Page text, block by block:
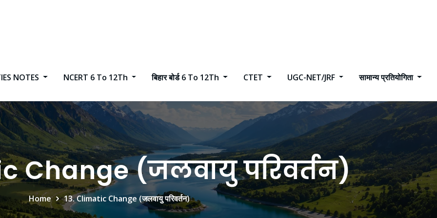
NOTES NCERT 6 To 12Th बिहार बोर्ड 6 To 12Th CTET UGC-NET/JRF सामान्य प्रतियोगिता
Change (जलवायु परिवर्तन)
Home 13. Climatic Change (जलवायु परिवर्तन)